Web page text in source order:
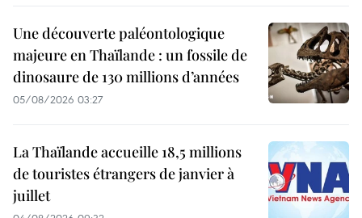
Une découverte paléontologique
majeure en Thaïlande : un fossile de
dinosaure de 130 millions d’années
05/08/2026 03:27
La Thaïlande accueille 18,5 millions
de touristes étrangers de janvier à
juillet